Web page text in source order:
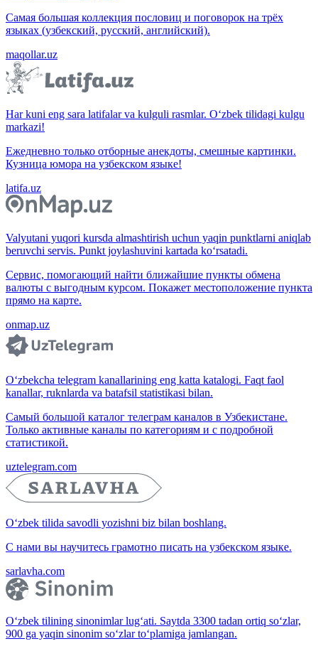
Самая большая коллекция пословиц и поговорок на трёх
языках (узбекский, русский, английский).
maqollar.uz
Har kuni eng sara latifalar va kulguli rasmlar. O‘zbek tilidagi kulgu
markazi!
Ежедневно только отборные анекдоты, смешные картинки.
Кузница юмора на узбекском языке!
latifa.uz
Valyutani yuqori kursda almashtirish uchun yaqin punktlarni aniqlab
beruvchi servis. Punkt joylashuvini kartada ko‘rsatadi.
Сервис, помогающий найти ближайшие пункты обмена
валюты с выгодным курсом. Покажет местоположение пункта
прямо на карте.
onmap.uz
O‘zbekcha telegram kanallarining eng katta katalogi. Faqt faol
kanallar, ruknlarda va batafsil statistikasi bilan.
Самый большой каталог телеграм каналов в Узбекистане.
Только активные каналы по категориям и с подробной
статистикой.
uztelegram.com
O‘zbek tilida savodli yozishni biz bilan boshlang.
С нами вы научитесь грамотно писать на узбекском языке.
sarlavha.com
O‘zbek tilining sinonimlar lug‘ati. Saytda 3300 tadan ortiq so‘zlar,
900 ga yaqin sinonim so‘zlar to‘plamiga jamlangan.